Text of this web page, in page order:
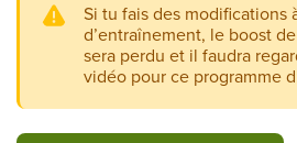
Si tu fais des modifications
d’entraînement, le boost
sera perdu et il faudra
vidéo pour ce programme